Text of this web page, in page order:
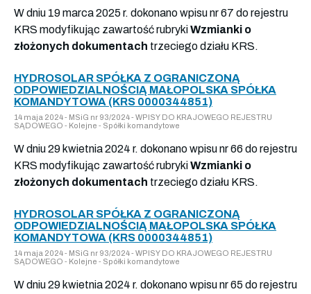
W dniu 19 marca 2025 r. dokonano wpisu nr 67 do rejestru
KRS modyfikując zawartość rubrykiWzmianki o
złożonych dokumentach trzeciego działu KRS.
HYDROSOLAR SPÓŁKA Z OGRANICZONĄ
ODPOWIEDZIALNOŚCIĄ MAŁOPOLSKA SPÓŁKA
KOMANDYTOWA (KRS 0000344851)
14 maja 2024 - MSiG nr 93/2024 - WPISY DO KRAJOWEGO REJESTRU
SĄDOWEGO - Kolejne - Spółki komandytowe
W dniu 29 kwietnia 2024 r. dokonano wpisu nr 66 do rejestru
KRS modyfikując zawartość rubrykiWzmianki o
złożonych dokumentach trzeciego działu KRS.
HYDROSOLAR SPÓŁKA Z OGRANICZONĄ
ODPOWIEDZIALNOŚCIĄ MAŁOPOLSKA SPÓŁKA
KOMANDYTOWA (KRS 0000344851)
14 maja 2024 - MSiG nr 93/2024 - WPISY DO KRAJOWEGO REJESTRU
SĄDOWEGO - Kolejne - Spółki komandytowe
W dniu 29 kwietnia 2024 r. dokonano wpisu nr 65 do rejestru